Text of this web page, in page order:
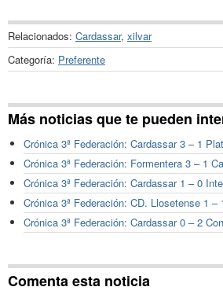
Relacionados: Cardassar, xilvar
Categoría: Preferente
Más noticias que te pueden
Crónica 3ª Federación: Cardassar 3 – 1
Crónica 3ª Federación: Formentera 3 – 1
Crónica 3ª Federación: Cardassar 1 – 0
Crónica 3ª Federación: CD. Llosetense 1 –
Crónica 3ª Federación: Cardassar 0 – 2
Comenta esta noticia